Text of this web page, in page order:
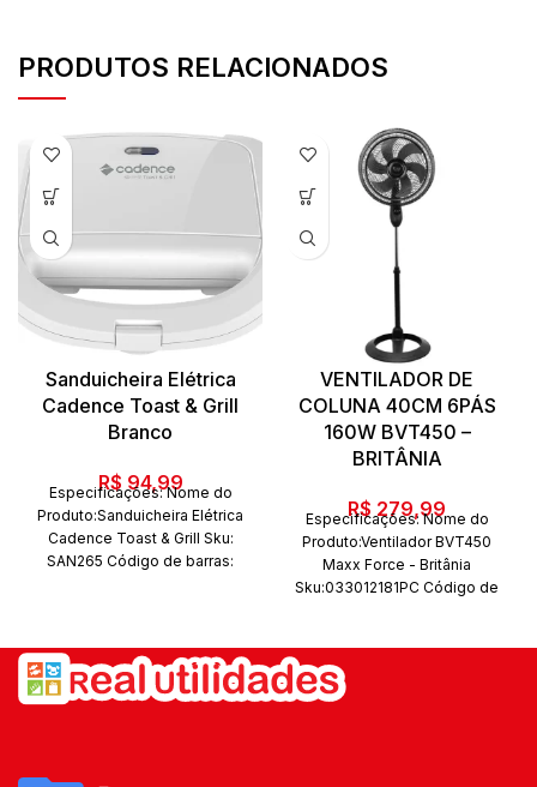
PRODUTOS RELACIONADOS
Sanduicheira Elétrica
Cadence Toast & Grill
Branco
R$ 94,99
Especificações: Nome do
Produto:Sanduicheira Elétrica
Cadence Toast & Grill Sku:
SAN265 Código de barras:
Elétrica Quantidade de peças:
01 peças
VENTILADOR DE
COLUNA 40CM 6PÁS
160W BVT450 –
BRITÂNIA
R$ 279,99
Especificações: Nome do
Produto:Ventilador BVT450
Maxx Force - Britânia
Sku:033012181PC Código de